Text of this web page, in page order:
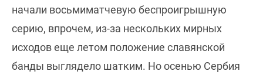
начали восьмиматчевую беспроигрышную
серию, впрочем, из-за нескольких мирных
исходов еще летом положение славянской
банды выглядело шатким. Но осенью Сербия